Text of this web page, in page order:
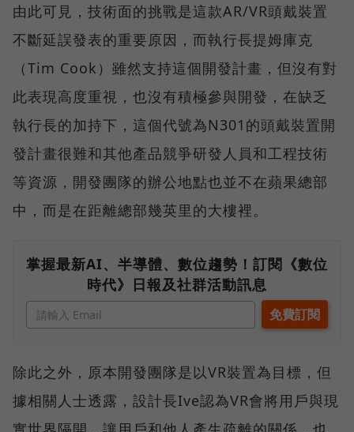
由此可見，技術面的挑戰是這款AR/VR頭戴裝置
不斷延誤發表的重要原因，而執行長提姆庫克
（Tim Cook）雖然支持這個開發計畫，但沒有對
此表現高度重視，也沒有積極參與開發，在缺乏
執行長的加持下，這個代號為N301的頭戴裝置開
發計畫很難和其他產品競爭研發人員和工程技術
等資源，開發團隊的辦公地點也並不在蘋果總部
中，而是在距離總部幾英里的大樓裡。
掌握最新AI、半導體、數位趨勢！訂閱《數位
時代》日報及社群活動訊息
除此之外，原本開發團隊是以VR裝置為目標，但
據相關人士透露，設計長Ive認為VR會將用戶與現